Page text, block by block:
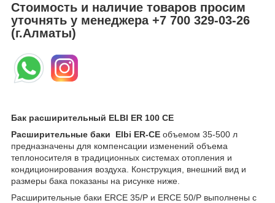
Стоимость и наличие товаров просим
уточнять у менеджера+7 700 329-03-26
(г.Алматы)
Бак расширительный ELBI ER 100 CE
Расширительные баки Elbi ER-CE объемом 35-500 л
предназначены для компенсации изменений объема
теплоносителя в традиционных системах отопления и
кондиционирования воздуха. Конструкция, внешний вид и
размеры бака показаны на рисунке ниже.
Расширительные баки ERCE 35/P и ERCE 50/P выполнены с